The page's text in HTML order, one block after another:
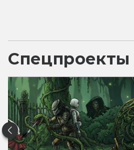
Спецпроекты